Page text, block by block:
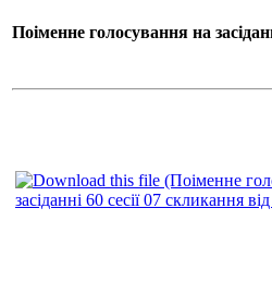
Поіменне голосування на
засіданні 60 сесії 07 скликання